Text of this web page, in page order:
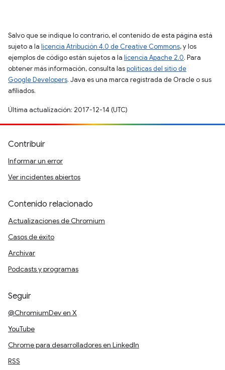
Salvo que se indique lo contrario, el contenido de esta página está
sujeto a la licencia Atribución 4.0 de Creative Commons, y los
ejemplos de código están sujetos a la licencia Apache 2.0. Para
obtener más información, consulta laspolíticas del sitio de
Google Developers. Java es una marca registrada de Oracle o sus
afiliados.
Última actualización: 2017-12-14 (UTC)
Contribuir
Informar un error
Ver incidentes abiertos
Contenido relacionado
Actualizaciones de Chromium
Casos de éxito
Archivar
Podcasts y programas
Seguir
@ChromiumDev en X
YouTube
Chrome para desarrolladores en LinkedIn
RSS